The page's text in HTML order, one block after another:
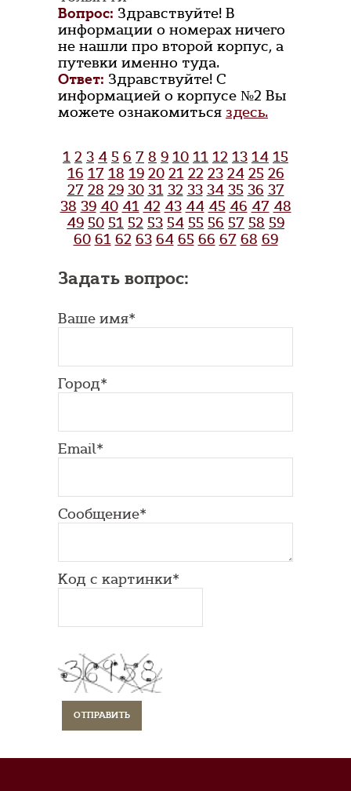
Вопрос: Здравствуйте! В
информации о номерах ничего
не нашли про второй корпус, а
путевки именно туда.
Ответ: Здравствуйте! С
информацией о корпусе №2 Вы
можете ознакомиться здесь.
1 2 3 4 5 6 7 8 9 10 11 12 13 14 15
16 17 18 19 20 21 22 23 24 25 26
27 28 29 30 31 32 33 34 35 36 37
38 39 40 41 42 43 44 45 46 47 48
49 50 51 52 53 54 55 56 57 58 59
60 61 62 63 64 65 66 67 68 69
Задать вопрос:
Ваше имя*
Город*
Email*
Сообщение*
Код с картинки*